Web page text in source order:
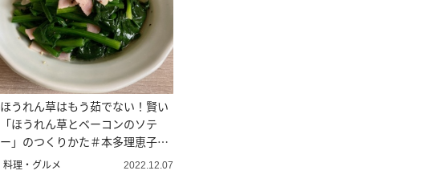
ほうれん草はもう茹でない！賢い
「ほうれん草とベーコンのソテ
ー」のつくりかた＃本多理恵子直
伝
料理・グルメ 2022.12.07